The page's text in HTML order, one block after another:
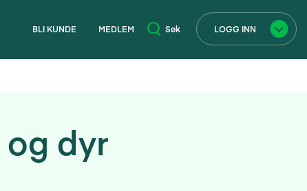
BLI KUNDE MEDLEM Søk LOGG INN
dyr